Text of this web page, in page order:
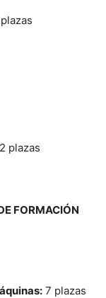
2 plazas
FORMACIÓN
7 plazas